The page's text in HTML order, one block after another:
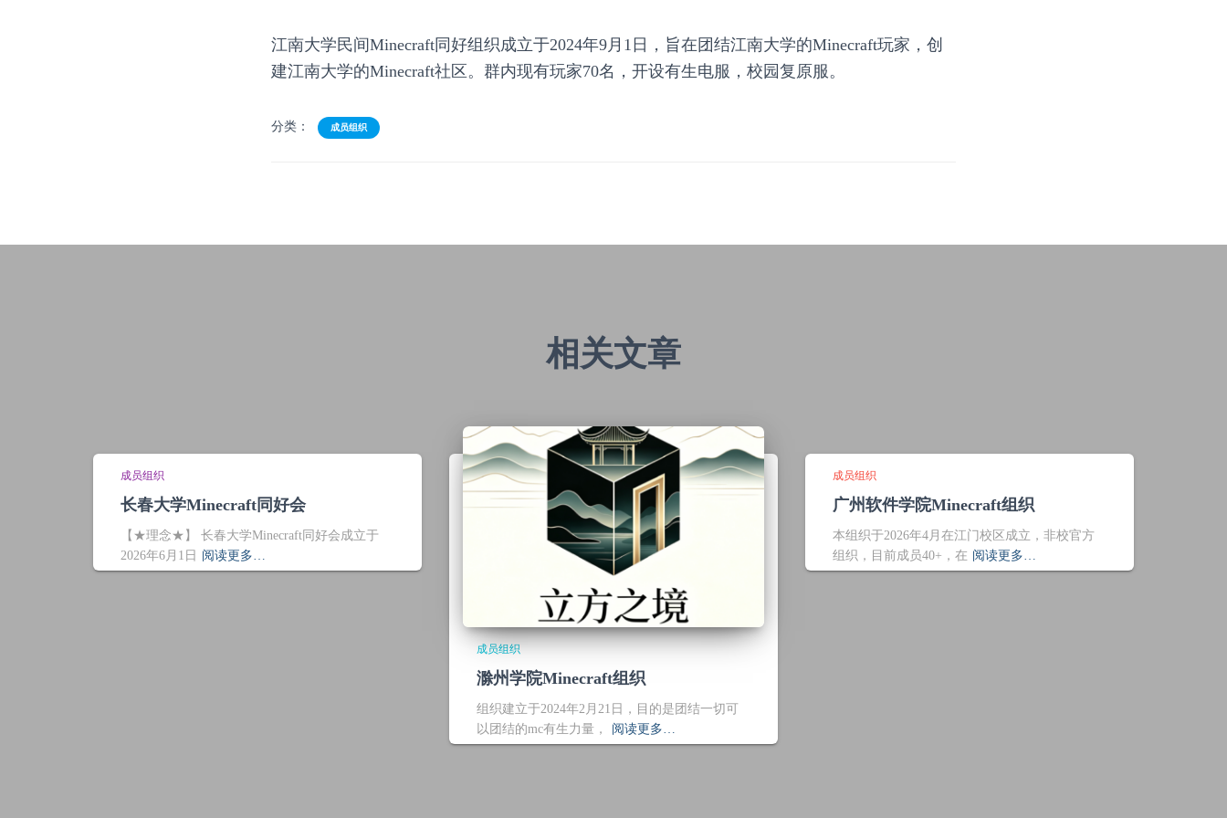
江南大学民间Minecraft同好组织成立于2024年9月1日，旨在团结江南大学的Minecraft玩家，创
建江南大学的Minecraft社区。群内现有玩家70名，开设有生电服，校园复原服。
分类： 成员组织
相关文章
成员组织
长春大学Minecraft同好会
【★理念★】 长春大学Minecraft同好会成立于
2026年6月1日 阅读更多…
成员组织
滁州学院Minecraft组织
组织建立于2024年2月21日，目的是团结一切可
以团结的mc有生力量，
阅读更多…
成员组织
广州软件学院Minecraft组织
本组织于2026年4月在江门校区成立，非校官方
组织，目前成员40+，在 阅读更多…